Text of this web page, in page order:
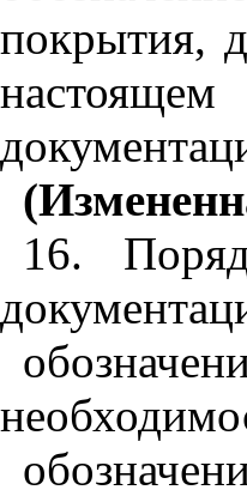
покрытия,
16.